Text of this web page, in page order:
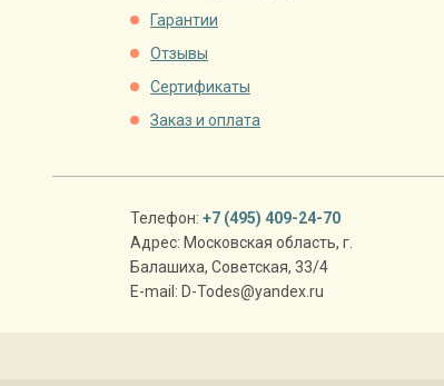
Гарантии
Отзывы
Сертификаты
Заказ и оплата
Телефон: +7 (495) 409-24-70
Адрес: Московская область, г.
Балашиха, Советская, 33/4
E-mail: D-Todes@yandex.ru